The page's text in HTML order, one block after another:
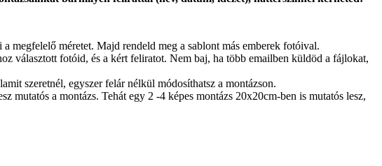
megfelelő méretet. Majd rendeld meg a sablont más emberek fotóival.
választott fotóid, és a kért feliratot. Nem baj, ha több emailben küldöd a fájlokat,
szeretnél, egyszer felár nélkül módosíthatsz a montázson.
mutatós a montázs. Tehát egy 2 -4 képes montázs 20x20cm-ben is mutatós lesz,